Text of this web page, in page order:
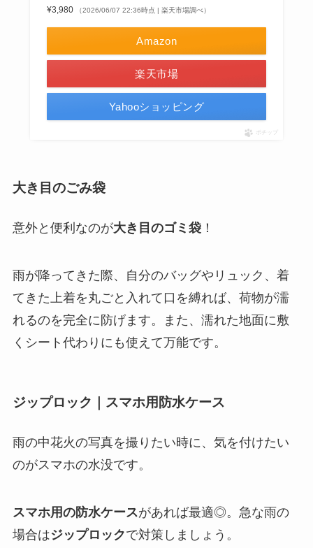
¥3,980
（2026/06/07 22:36時点 | 楽天市場調べ）
Amazon
楽天市場
Yahooショッピング
ポチップ
大き目のごみ袋
意外と便利なのが大き目のゴミ袋！
雨が降ってきた際、自分のバッグやリュック、着
てきた上着を丸ごと入れて口を縛れば、荷物が濡
れるのを完全に防げます。また、濡れた地面に敷
くシート代わりにも使えて万能です。
ジップロック｜スマホ用防水ケース
雨の中花火の写真を撮りたい時に、気を付けたい
のがスマホの水没です。
スマホ用の防水ケースがあれば最適◎。急な雨の
場合はジップロックで対策しましょう。